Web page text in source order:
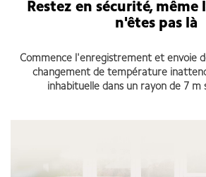
Restez en sécurité, même
n'êtes pas là
Commence l'enregistrement et envoie
changement de température
inhabituelle dans un rayon de 7 m